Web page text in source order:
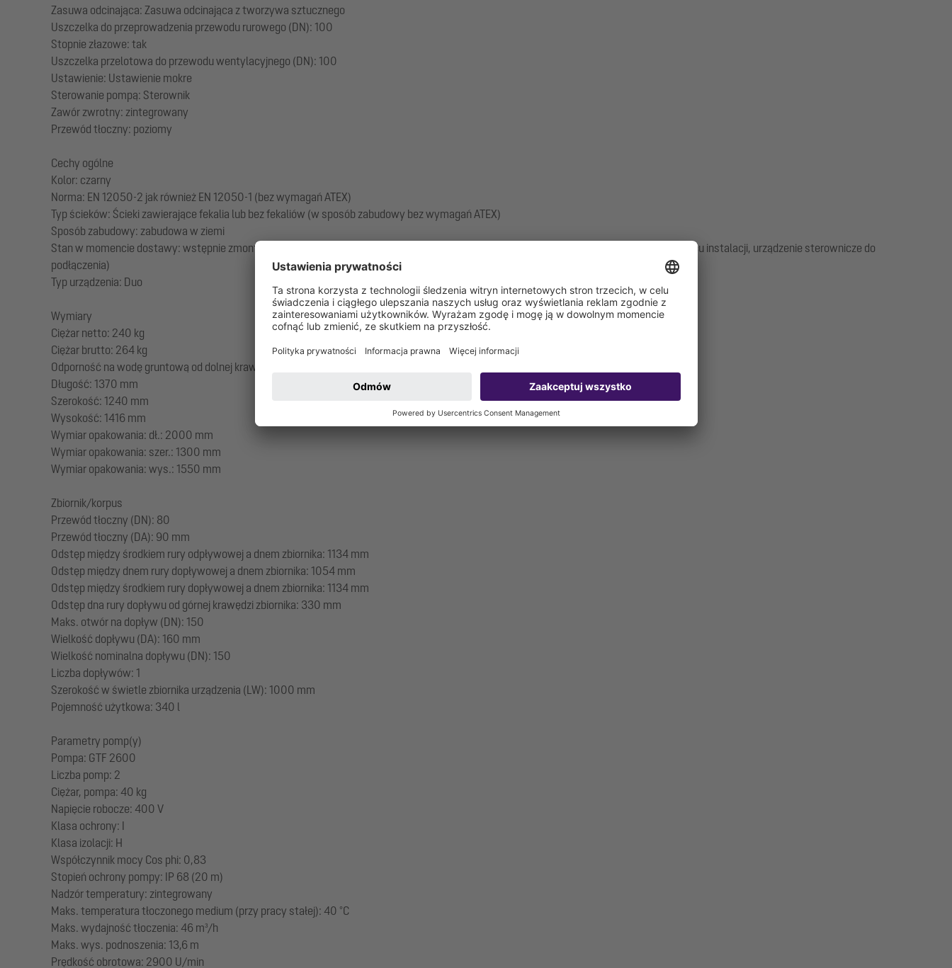
Zasuwa odcinająca: Zasuwa odcinająca z tworzywa sztucznego
Uszczelka do przeprowadzenia przewodu rurowego (DN): 100
Stopnie złazowe: tak
Uszczelka przelotowa do przewodu wentylacyjnego (DN): 100
Ustawienie: Ustawienie mokre
Sterowanie pompą: Sterownik
Zawór zwrotny: zintegrowany
Przewód tłoczny: poziomy
Cechy ogólne
Kolor: czarny
Norma: EN 12050-2 jak również EN 12050-1 (bez wymagań ATEX)
Typ ścieków: Ścieki zawierające fekalia lub bez fekaliów (w sposób zabudowy bez wymagań ATEX)
Sposób zabudowy: zabudowa w ziemi
Stan w momencie dostawy: wstępnie zmontowany do montażu końcowego w miejscu instalacji (pompy i czujniki do zamontowania w miejscu instalacji, urządzenie sterownicze do
podłączenia)
Typ urządzenia: Duo
Wymiary
Ciężar netto: 240 kg
Ciężar brutto: 264 kg
Odporność na wodę gruntową od dolnej krawędzi dna: 3000 mm
Długość: 1370 mm
Szerokość: 1240 mm
Wysokość: 1416 mm
Wymiar opakowania: dł.: 2000 mm
Wymiar opakowania: szer.: 1300 mm
Wymiar opakowania: wys.: 1550 mm
Zbiornik/korpus
Przewód tłoczny (DN): 80
Przewód tłoczny (DA): 90 mm
Odstęp między środkiem rury odpływowej a dnem zbiornika: 1134 mm
Odstęp między dnem rury dopływowej a dnem zbiornika: 1054 mm
Odstęp między środkiem rury dopływowej a dnem zbiornika: 1134 mm
Odstęp dna rury dopływu od górnej krawędzi zbiornika: 330 mm
Maks. otwór na dopływ (DN): 150
Wielkość dopływu (DA): 160 mm
Wielkość nominalna dopływu (DN): 150
Liczba dopływów: 1
Szerokość w świetle zbiornika urządzenia (LW): 1000 mm
Pojemność użytkowa: 340 l
Parametry pomp(y)
Pompa: GTF 2600
Liczba pomp: 2
Ciężar, pompa: 40 kg
Napięcie robocze: 400 V
Klasa ochrony: I
Klasa izolacji: H
Współczynnik mocy Cos phi: 0,83
Stopień ochrony pompy: IP 68 (20 m)
Nadzór temperatury: zintegrowany
Maks. temperatura tłoczonego medium (przy pracy stałej): 40 °C
Maks. wydajność tłoczenia: 46 m³/h
Maks. wys. podnoszenia: 13,6 m
Prędkość obrotowa: 2900 U/min